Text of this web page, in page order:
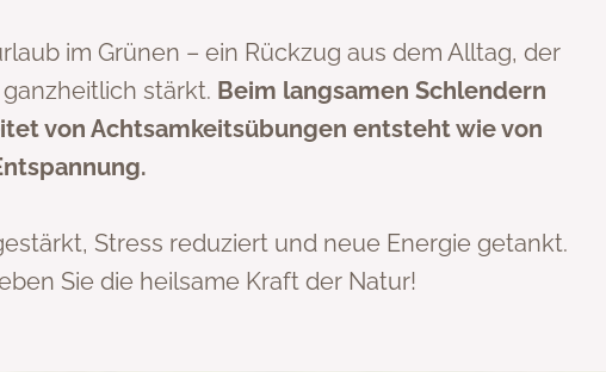
im Grünen – ein Rückzug aus dem Alltag, der
stärkt. Beim langsamen Schlendern
von Achtsamkeitsübungen entsteht wie von
Stress reduziert und neue Energie getankt.
Sie die heilsame Kraft der Natur!